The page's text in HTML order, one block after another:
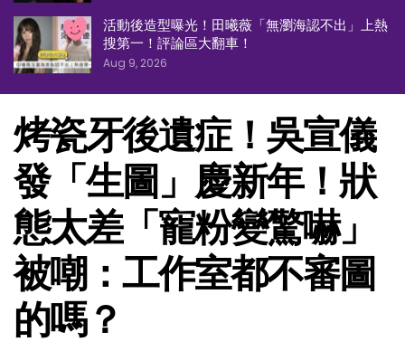
活動後造型曝光！田曦薇「無瀏海認不出」上熱
搜第一！評論區大翻車！
Aug 9, 2026
烤瓷牙後遺症！吳宣儀
發「生圖」慶新年！狀
態太差「寵粉變驚嚇」
被嘲：工作室都不審圖
的嗎？